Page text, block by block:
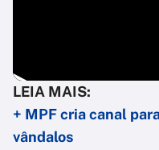
LEIA MAIS:
+ MPF cria canal
vândalos